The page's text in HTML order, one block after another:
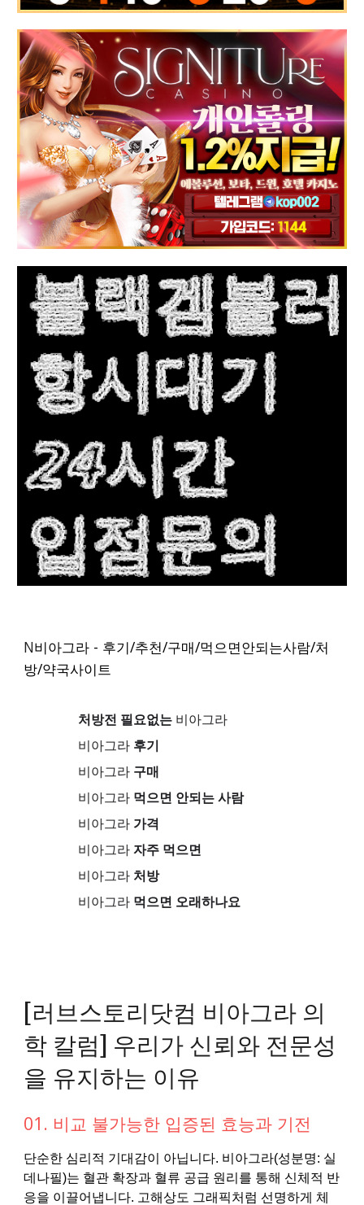
N비아그라 - 후기/추천/구매/먹으면안되는사람/처
방/약국사이트
처방전 필요없는 비아그라
비아그라 후기
비아그라 구매
비아그라 먹으면 안되는 사람
비아그라 가격
비아그라자주 먹으면
비아그라 처방
비아그라 먹으면 오래하나요
[러브스토리닷컴 비아그라 의
학 칼럼] 우리가 신뢰와 전문성
을 유지하는 이유
01. 비교 불가능한 입증된 효능과 기전
단순한 심리적 기대감이 아닙니다. 비아그라(성분명: 실
데나필)는 혈관 확장과 혈류 공급 원리를 통해 신체적 반
응을 이끌어냅니다. 고해상도 그래픽처럼 선명하게 체